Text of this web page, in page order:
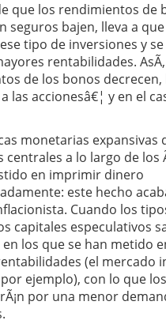
que los rendimientos de
seguros bajen, lleva a
tipo de inversiones y
rentabilidades.
de los bonos
las accionesâ€¦ y en el
monetarias expansivas
centrales a lo largo de los
en imprimir dinero
este hecho
Cuando los
capitales especulativos
los que se han metido
(el mercado
ejemplo), con lo que
por una menor